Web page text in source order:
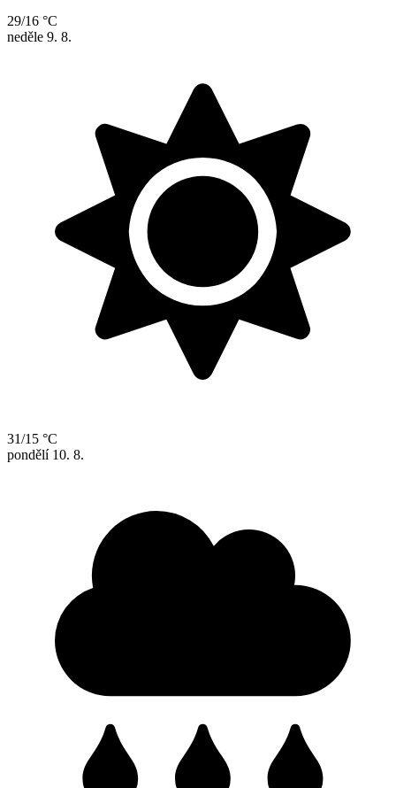
29/16 °C
neděle 9. 8.
31/15 °C
pondělí 10. 8.